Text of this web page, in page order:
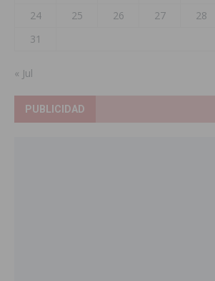
24
25 26 27 28
31
« Jul
PUBLICIDAD